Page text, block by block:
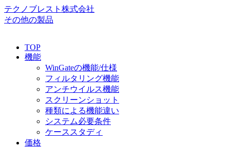
テクノブレスト株式会社
その他の製品
TOP
機能
WinGateの機能/仕様
フィルタリング機能
アンチウイルス機能
スクリーンショット
種類による機能違い
システム必要条件
ケーススタディ
価格